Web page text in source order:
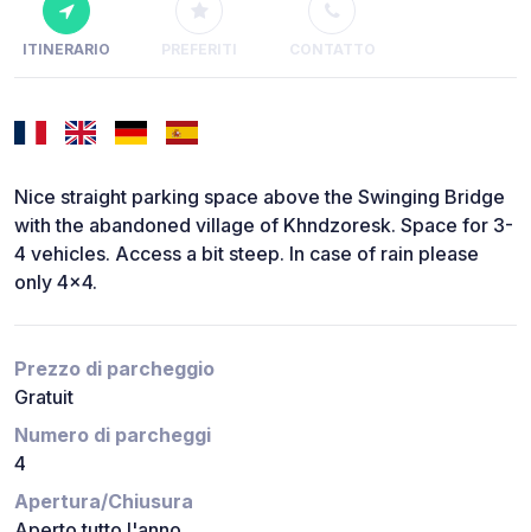
ITINERARIO PREFERITI CONTATTO
Nice straight parking space above the Swinging Bridge
with the abandoned village of Khndzoresk. Space for 3-
4 vehicles. Access a bit steep. In case of rain please
only 4x4.
Prezzo di parcheggio
Gratuit
Numero di parcheggi
4
Apertura/Chiusura